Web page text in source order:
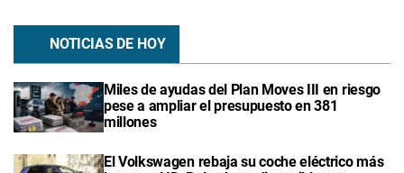
NOTICIAS DE HOY
Miles de ayudas del Plan Moves III en riesgo
pese a ampliar el presupuesto en 381
millones
El Volkswagen rebaja su coche eléctrico más